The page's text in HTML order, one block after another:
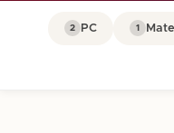
1
PC
2